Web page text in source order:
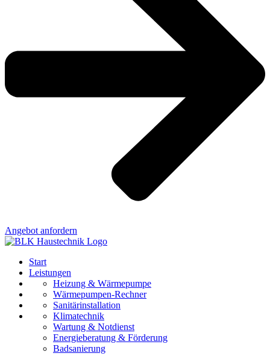
Angebot anfordern
Start
Leistungen
Heizung & Wärmepumpe
Wärmepumpen-Rechner
Sanitärinstallation
Klimatechnik
Wartung & Notdienst
Energieberatung & Förderung
Badsanierung
Referenzen
Über uns
Karriere
Kontakt